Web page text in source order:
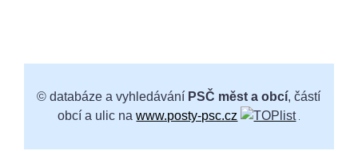
© databáze a vyhledávání PSČ měst a obcí, částí
obcí a ulic nawww.posty-psc.cz